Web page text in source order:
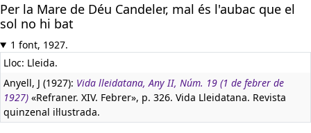
Per la Mare de Déu Candeler, mal és l'aubac que el
sol no hi bat
1 font, 1927.
Lloc: Lleida.
Anyell, J (1927): Vida lleidatana, Any II, Núm. 19 (1 de febrer de
1927) «Refraner. XIV. Febrer», p. 326. Vida Lleidatana. Revista
quinzenal il·lustrada.